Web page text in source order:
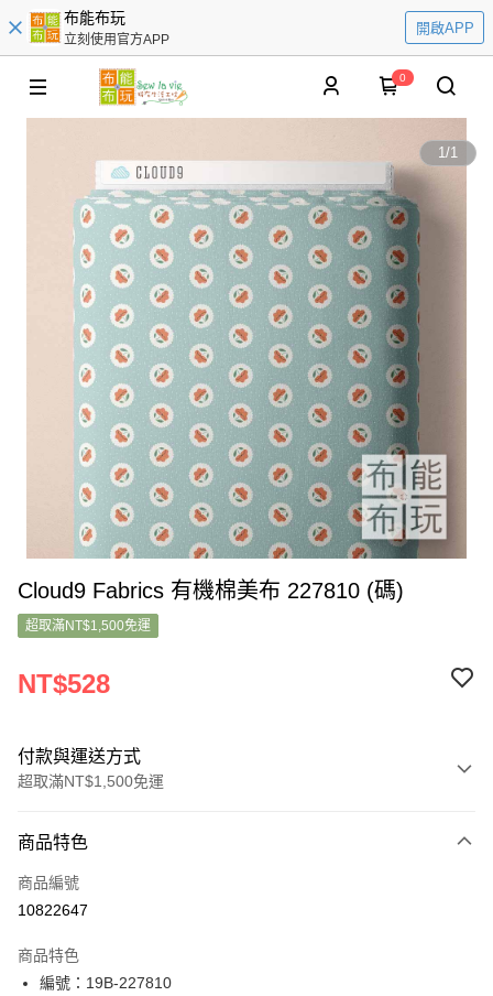
布能布玩
立刻使用官方APP
開啟APP
0
1/1
Cloud9 Fabrics 有機棉美布 227810 (碼)
超取滿NT$1,500免運
NT$528
付款與運送方式
超取滿NT$1,500免運
信用卡一次付款
超商取貨付款
Apple Pay
商品特色
商品編號
10822647
商品特色
編號：19B-227810